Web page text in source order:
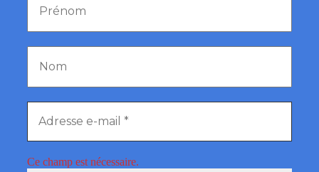
Ce champ est nécessaire.